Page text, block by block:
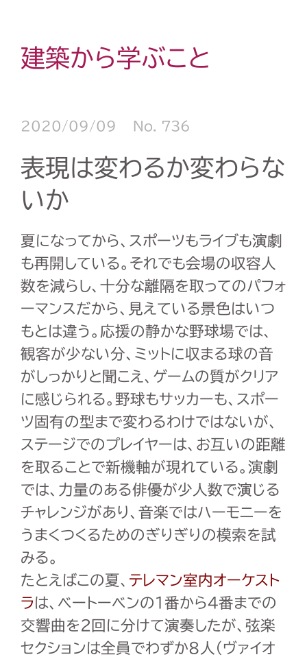
建築から学ぶこと
2020/09/09 No. 736
表現は変わるか変わらな
いか
夏になってから、スポーツもライブも演劇
も再開している。それでも会場の収容人
数を減らし、十分な離隔を取ってのパフォ
ーマンスだから、見えている景色はいつ
もとは違う。応援の静かな野球場では、
観客が少ない分、ミットに収まる球の音
がしっかりと聞こえ、ゲームの質がクリア
に感じられる。野球もサッカーも、スポー
ツ固有の型まで変わるわけではないが、
ステージでのプレイヤーは、お互いの距離
を取ることで新機軸が現れている。演劇
では、力量のある俳優が少人数で演じる
チャレンジがあり、音楽ではハーモニーを
うまくつくるためのぎりぎりの模索を試
みる。
たとえばこの夏、 テレマン室内オーケスト
ラは、ベートーベンの1番から4番までの
交響曲を2 回に分けて演奏したが、弦楽
セクションは全員でわずか8 人（ヴァイオ